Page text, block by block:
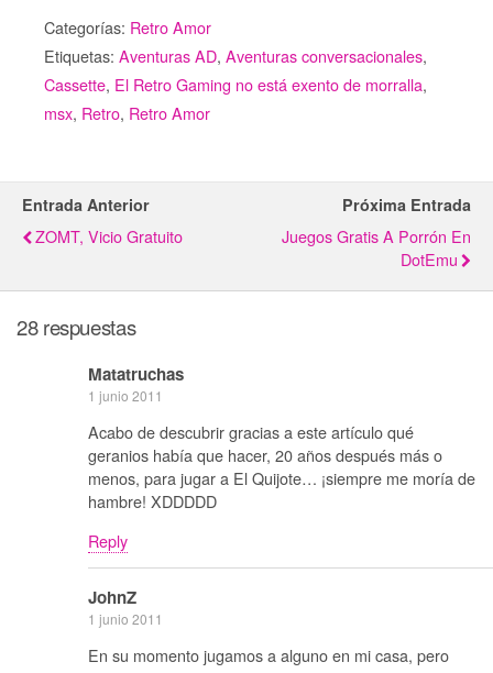
Categorías: Retro Amor
Etiquetas: Aventuras AD, Aventuras conversacionales,
Cassette, El Retro Gaming no está exento de morralla,
msx, Retro, Retro Amor
Entrada Anterior
ZOMT, Vicio Gratuito
Próxima Entrada
Juegos Gratis A Porrón En
DotEmu
28 respuestas
Matatruchas
1 junio 2011
Acabo de descubrir gracias a este artículo qué
geranios había que hacer, 20 años después más o
menos, para jugar a El Quijote… ¡siempre me moría de
hambre! XDDDDD
Reply
JohnZ
1 junio 2011
En su momento jugamos a alguno en mi casa, pero